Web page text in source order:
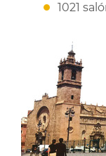
1021